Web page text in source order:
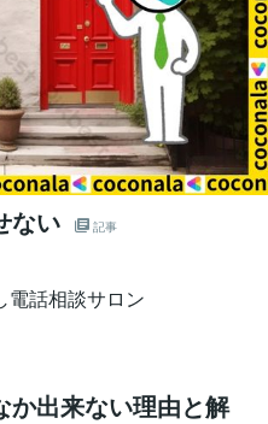
ない 記事
電話相談サロン
か出来ない理由と解